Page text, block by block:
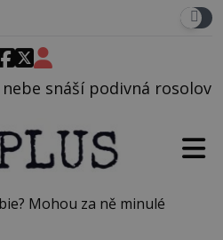
látka neznámého
Mohou za ně minulé